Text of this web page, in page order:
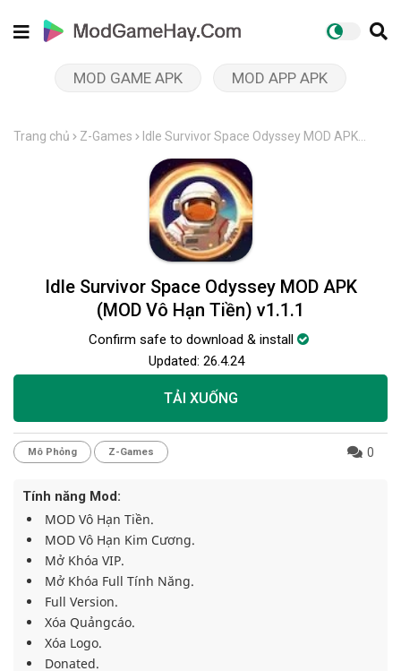
MOD GAME APK MOD APP APK
Trang chủ Z-Games
Idle Survivor Space Odyssey MOD APK
Idle Survivor Space Odyssey MOD APK
(MOD Vô Hạn Tiền) v1.1.1
Confirm safe to download & install
Updated: 26.4.24
TẢI XUỐNG
Mô Phỏng Z-Games 0
Tính năng Mod:
MOD Vô Hạn Tiền.
MOD Vô Hạn Kim Cương.
Mở Khóa VIP.
Mở Khóa Full Tính Năng.
Full Version.
Xóa Quảngcáo.
Xóa Logo.
Donated.